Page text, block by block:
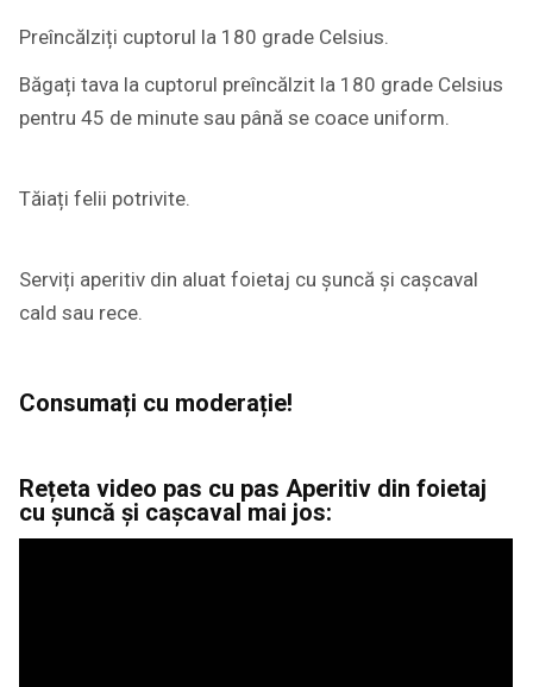
Preîncălziți cuptorul la 180 grade Celsius.
Băgați tava la cuptorul preîncălzit la 180 grade Celsius
pentru 45 de minute sau până se coace uniform.
Tăiați felii potrivite.
Serviți aperitiv din aluat foietaj cu șuncă și cașcaval
cald sau rece.
Consumați cu moderație!
Rețeta video pas cu pas Aperitiv din foietaj
cu șuncă și cașcaval mai jos: